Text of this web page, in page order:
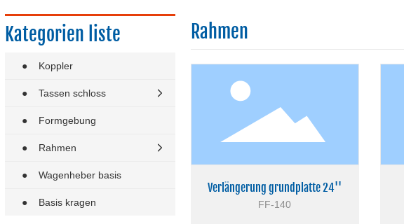
Kategorien liste
● Koppler
● Tassen schloss
● Formgebung
● Rahmen
● Wagenheber basis
● Basis kragen
Rahmen
Verlängerung grundplatte 24''
FF-140